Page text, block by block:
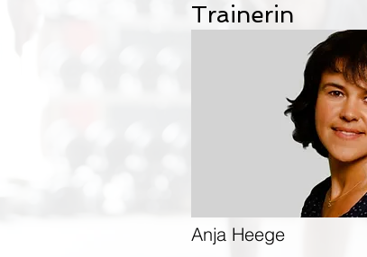
Trainerin
Anja Heege